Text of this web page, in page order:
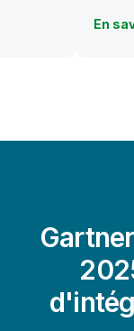
En
Gartner